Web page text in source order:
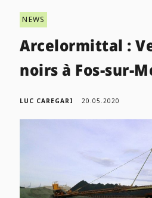
NEWS
Arcelormittal :
noirs à Fos-sur-
LUC CAREGARI 20.05.2020